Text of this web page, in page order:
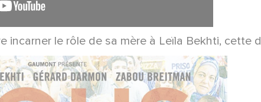
incarner le rôle de sa mère à Leïla Bekhti,